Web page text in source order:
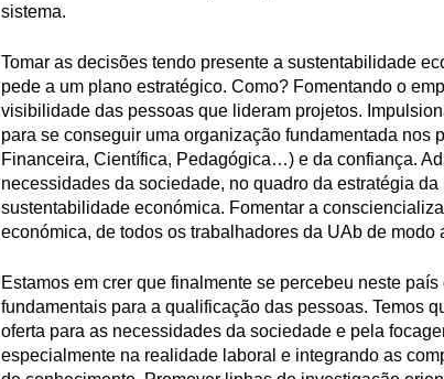
sistema.
Tomar as decisões tendo presente a sustentabilidade
pede a um plano estratégico. Como? Fomentando o
visibilidade das pessoas que lideram projetos.
para se conseguir uma organização fundamentada nos
Financeira, Científica, Pedagógica…) e da confiança.
necessidades da sociedade, no quadro da estratégia
sustentabilidade económica. Fomentar a
económica, de todos os trabalhadores da UAb de
Estamos em crer que finalmente se percebeu neste
fundamentais para a qualificação das pessoas. Temos
oferta para as necessidades da sociedade e pela
especialmente na realidade laboral e integrando as